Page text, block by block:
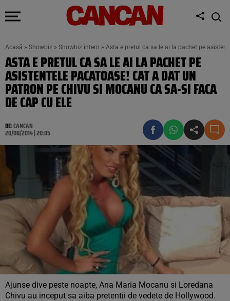
Acasă » Showbiz » Showbiz intern » Asta e pretul ca sa le ai la pachet pe
ASTA E PRETUL CA SA LE AI LA PACHET PE
ASISTENTELE PACATOASE! CAT A DAT UN
PATRON PE CHIVU SI MOCANU CA SA-SI FACA
DE CAP CU ELE
DE:CANCAN
20/08/2014 | 20:05
Ajunse dive peste noapte, Ana Maria Mocanu si Loredana
Chivu au inceput sa aiba pretentii de vedete de Hollywood.